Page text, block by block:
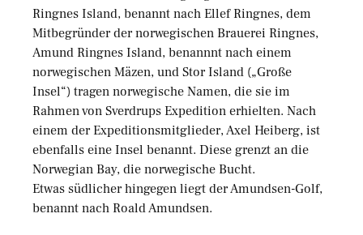
Ringnes Island, benannt nach Ellef Ringnes, dem
Mitbegründer der norwegischen Brauerei Ringnes,
Amund Ringnes Island, benannnt nach einem
norwegischen Mäzen, und Stor Island („Große
Insel“) tragen norwegische Namen, die sie im
Rahmen von Sverdrups Expedition erhielten. Nach
einem der Expeditionsmitglieder, Axel Heiberg, ist
ebenfalls eine Insel benannt. Diese grenzt an die
Norwegian Bay, die norwegische Bucht.
Etwas südlicher hingegen liegt der Amundsen-Golf,
benannt nach Roald Amundsen.